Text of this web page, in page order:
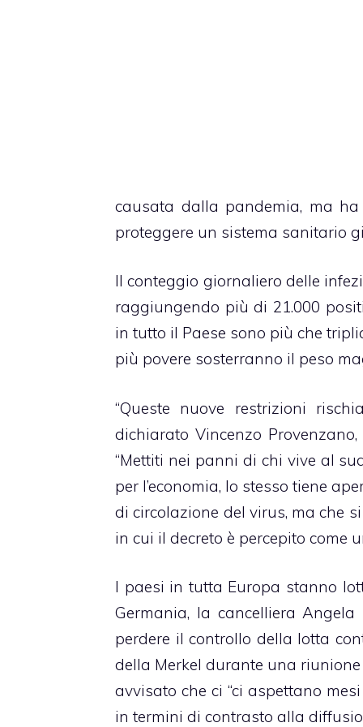
causata dalla pandemia, ma ha
proteggere un sistema sanitario
Il conteggio giornaliero delle
raggiungendo più di 21.000
in tutto il Paese sono più che
più povere sosterranno il peso
“Queste nuove restrizioni
dichiarato Vincenzo
“Mettiti nei panni di chi vive al
per l’economia, lo stesso tiene
di circolazione del virus, ma che
in cui il decreto è percepito come
I paesi in tutta Europa stanno
Germania, la cancelliera
perdere il controllo della lotta
della Merkel durante una
avvisato che ci “ci aspettano
in termini di contrasto alla